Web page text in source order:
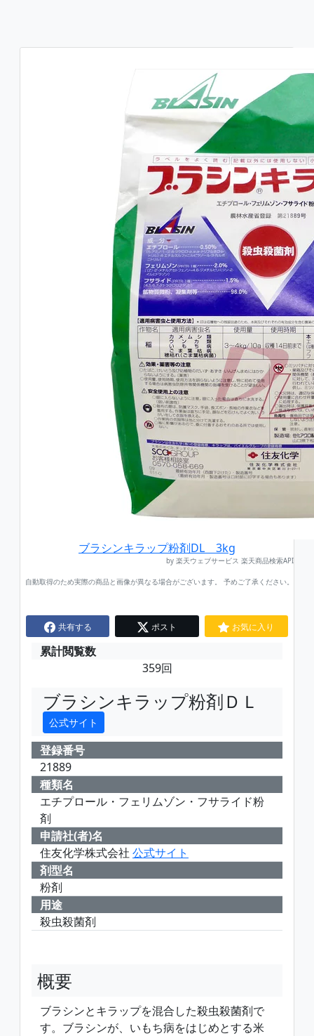
ブラシンキラップ粉剤DL 3kg
by 楽天ウェブサービス 楽天商品検索API
自動取得のため実際の商品と画像が異なる場合がございます。 予めご了承ください。
共有する ポスト お気に入り
累計閲覧数
359回
ブラシンキラップ粉剤ＤＬ
公式サイト
登録番号
21889
種類名
エチプロール・フェリムゾン・フサライド粉
剤
申請社(者)名
住友化学株式会社 公式サイト
剤型名
粉剤
用途
殺虫殺菌剤
概要
ブラシンとキラップを混合した殺虫殺菌剤で
す。ブラシンが、いもち病をはじめとする米